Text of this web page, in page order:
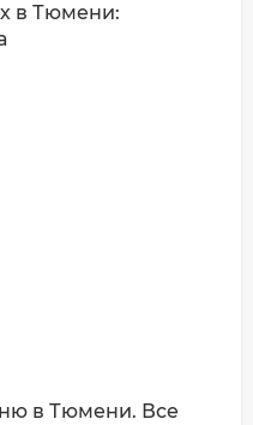
в Тюмени:
в Тюмени. Все